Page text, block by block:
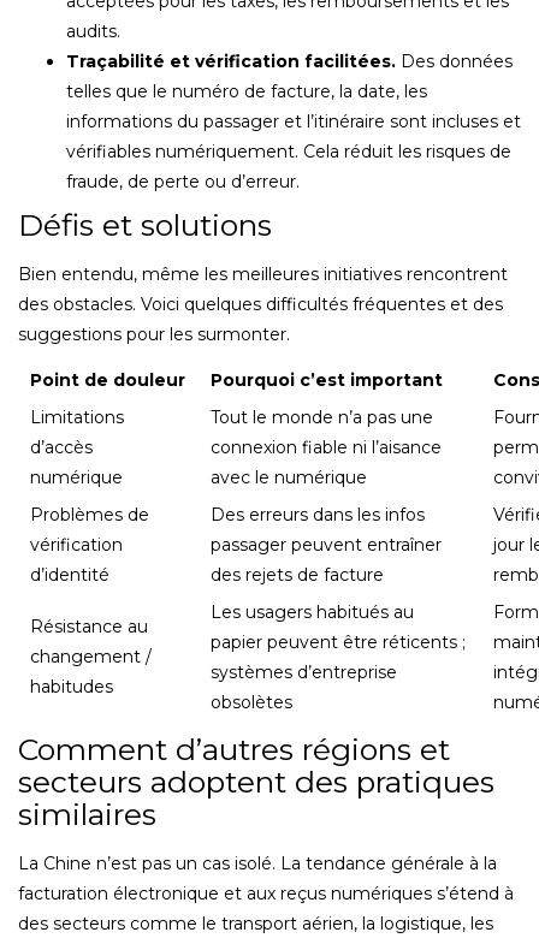
audits.
Traçabilité et vérification facilitées. Des données
telles que le numéro de facture, la date, les
informations du passager et l’itinéraire sont incluses et
vérifiables numériquement. Cela réduit les risques de
fraude, de perte ou d’erreur.
Défis et solutions
Bien entendu, même les meilleures initiatives rencontrent
des obstacles. Voici quelques difficultés fréquentes et des
suggestions pour les surmonter.
Point de douleur Pourquoi c’est important
Limitations
d’accès
numérique
Tout le monde n’a pas une
connexion fiable ni l’aisance
avec le numérique
Problèmes de
vérification
d’identité
Des erreurs dans les infos
passager peuvent entraîner
des rejets de facture
jour
Résistance au
changement /
habitudes
Les usagers habitués au
papier peuvent être réticents ;
systèmes d’entreprise
obsolètes
Comment d’autres régions et
secteurs adoptent des pratiques
similaires
La Chine n’est pas un cas isolé. La tendance générale à la
facturation électronique et aux reçus numériques s’étend à
des secteurs comme le transport aérien, la logistique, les